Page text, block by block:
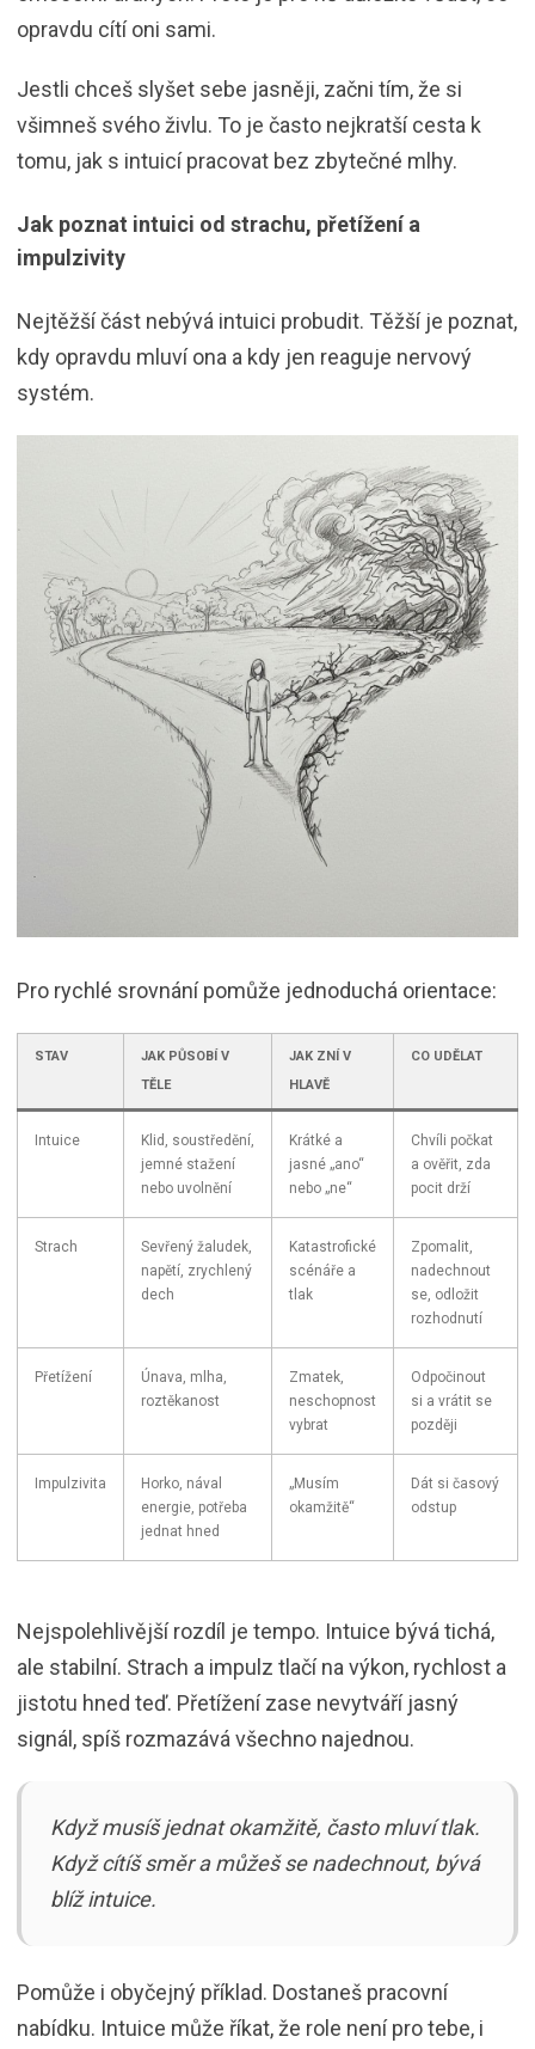
opravdu cítí oni sami.
Jestli chceš slyšet sebe jasněji, začni tím, že si
všimneš svého živlu. To je často nejkratší cesta k
tomu, jak s intuicí pracovat bez zbytečné mlhy.
Jak poznat intuici od strachu, přetížení a
impulzivity
Nejtěžší část nebývá intuici probudit. Těžší je poznat,
kdy opravdu mluví ona a kdy jen reaguje nervový
systém.
Pro rychlé srovnání pomůže jednoduchá orientace:
STAV
JAK PŮSOBÍ V
TĚLE
JAK ZNÍ V
HLAVĚ
CO UDĚLAT
Intuice
Klid, soustředění,
jemné stažení
nebo uvolnění
Krátké a
jasné „ano“
nebo „ne“
Chvíli počkat
a ověřit, zda
pocit drží
Strach
Sevřený žaludek,
napětí, zrychlený
dech
Katastrofické
scénáře a
tlak
Zpomalit,
nadechnout
se, odložit
rozhodnutí
Přetížení
Únava, mlha,
roztěkanost
Zmatek,
neschopnost
vybrat
Odpočinout
si a vrátit se
později
Impulzivita
Horko, nával
energie, potřeba
jednat hned
„Musím
okamžitě“
Dát si časový
odstup
Nejspolehlivější rozdíl je tempo. Intuice bývá tichá,
ale stabilní. Strach a impulz tlačí na výkon, rychlost a
jistotu hned teď. Přetížení zase nevytváří jasný
signál, spíš rozmazává všechno najednou.
Když musíš jednat okamžitě, často mluví tlak.
Když cítíš směr a můžeš se nadechnout, bývá
blíž intuice.
Pomůže i obyčejný příklad. Dostaneš pracovní
nabídku. Intuice může říkat, že role není pro tebe, i